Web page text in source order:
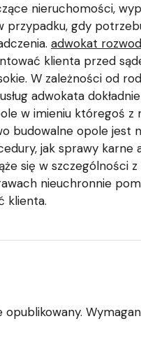
nieruchomości,
przypadku, gdy
adwokat
klienta przed
W zależności od
adwokata
w imieniu któregoś
budowalne opole jest
jak sprawy
się w szczególności
nieuchronnie
klienta.
opublikowany.